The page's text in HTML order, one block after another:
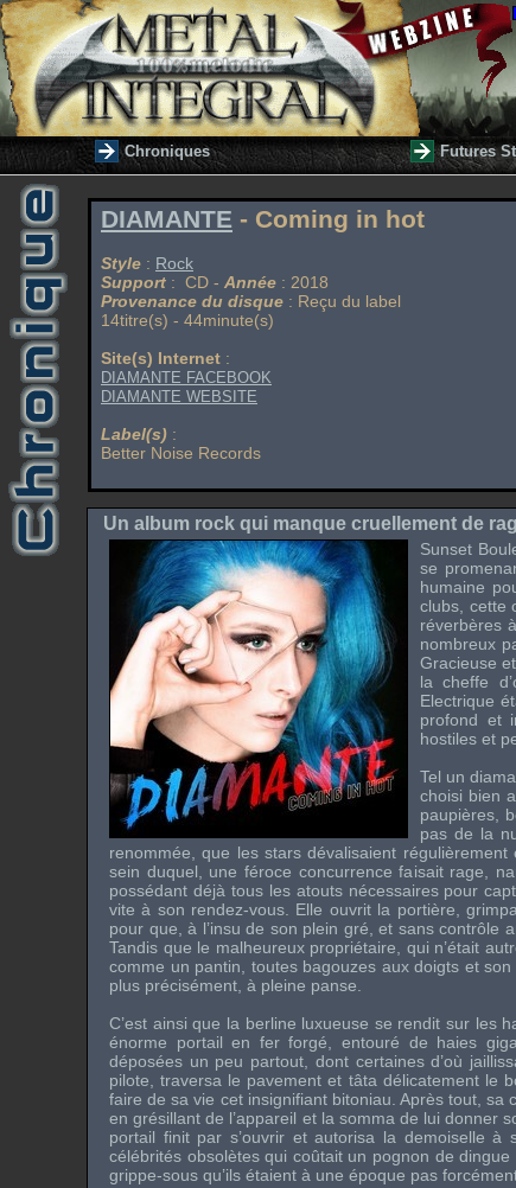
Chroniques Futures
DIAMANTE - Coming in hot
Style : Rock
Support : CD - Année : 2018
Provenance du disque : Reçu du label
14titre(s) - 44minute(s)
Site(s) Internet :
DIAMANTE FACEBOOK
DIAMANTE WEBSITE
Label(s) :
Better Noise Records
Un album rock qui manque cruellement de
Sunset
se
humaine
clubs, cette
réverbères
nombreux
Gracieuse
la cheffe
Electrique
profond et
hostiles et
Tel un
choisi bien
paupières,
pas de la
renommée, que les stars dévalisaient
sein duquel, une féroce concurrence faisait rage,
possédant déjà tous les atouts nécessaires pour
vite à son rendez-vous. Elle ouvrit la portière,
pour que, à l’insu de son plein gré, et sans contrôle
Tandis que le malheureux propriétaire, qui n’était
comme un pantin, toutes bagouzes aux doigts et
plus précisément, à pleine panse.
C’est ainsi que la berline luxueuse se rendit sur les
énorme portail en fer forgé, entouré de haies
déposées un peu partout, dont certaines d’où
pilote, traversa le pavement et tâta délicatement le
faire de sa vie cet insignifiant bitoniau. Après tout, sa
en grésillant de l’appareil et la somma de lui donner
portail finit par s’ouvrir et autorisa la demoiselle
célébrités obsolètes qui coûtait un pognon de
grippe-sous qu’ils étaient à une époque pas